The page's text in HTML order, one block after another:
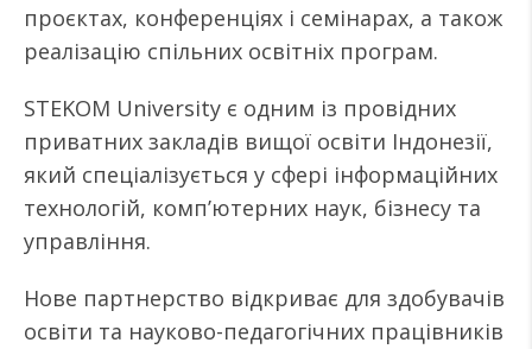
проєктах, конференціях і семінарах, а також
реалізацію спільних освітніх програм.
STEKOM University є одним із провідних
приватних закладів вищої освіти Індонезії,
який спеціалізується у сфері інформаційних
технологій, комп’ютерних наук, бізнесу та
управління.
Нове партнерство відкриває для здобувачів
освіти та науково-педагогічних працівників